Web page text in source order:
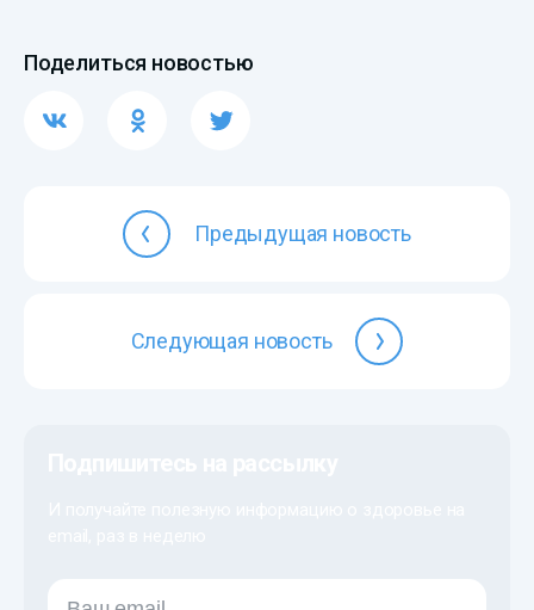
Поделиться новостью
Предыдущая новость
Следующая новость